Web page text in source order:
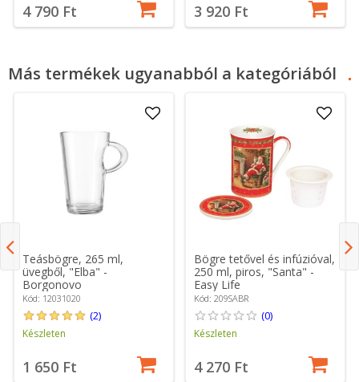
4 790 Ft 3 920 Ft
Más termékek ugyanabból a kategóriából
Teásbögre, 265 ml,
üvegből, "Elba" -
Borgonovo
Kód: 12031020
(2)
Készleten
1 650 Ft
Bögre tetővel és infúzióval,
250 ml, piros, "Santa" -
Easy Life
Kód: 209SABR
(0)
Készleten
4 270 Ft